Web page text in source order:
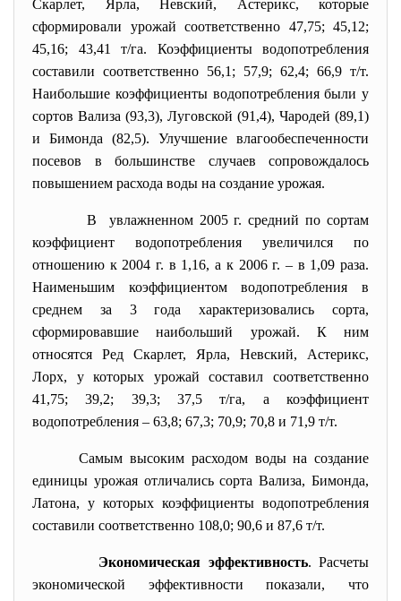
Скарлет, Ярла, Невский, Астерикс, которые
сформировали урожай соответственно 47,75; 45,12;
45,16; 43,41 т/га. Коэффициенты водопотребления
составили соответственно 56,1; 57,9; 62,4; 66,9 т/т.
Наибольшие коэффициенты водопотребления были у
сортов Вализа (93,3), Луговской (91,4), Чародей (89,1)
и Бимонда (82,5). Улучшение влагообеспеченности
посевов в большинстве случаев сопровождалось
повышением расхода воды на создание урожая.
В увлажненном 2005 г. средний по сортам
коэффициент водопотребления увеличился по
отношению к 2004 г. в 1,16, а к 2006 г. – в 1,09 раза.
Наименьшим коэффициентом водопотребления в
среднем за 3 года характеризовались сорта,
сформировавшие наибольший урожай. К ним
относятся Ред Скарлет, Ярла, Невский, Астерикс,
Лорх, у которых урожай составил соответственно
41,75; 39,2; 39,3; 37,5 т/га, а коэффициент
водопотребления – 63,8; 67,3; 70,9; 70,8 и 71,9 т/т.
Самым высоким расходом воды на создание
единицы урожая отличались сорта Вализа, Бимонда,
Латона, у которых коэффициенты водопотребления
составили соответственно 108,0; 90,6 и 87,6 т/т.
Экономическая эффективность. Расчеты
экономической эффективности показали, что